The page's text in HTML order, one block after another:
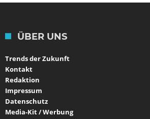
ÜBER UNS
Trends der Zukunft
Kontakt
Redaktion
Impressum
Datenschutz
Media-Kit / Werbung